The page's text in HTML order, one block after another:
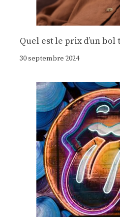
Quel est le prix d’un bol
30 septembre 2024